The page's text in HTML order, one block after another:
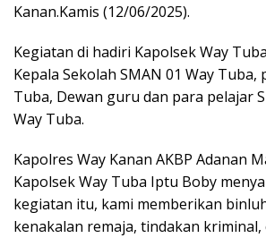
Kanan.Kamis (12/06/2025).
Kegiatan di hadiri Kapolsek Way
Kepala Sekolah SMAN 01 Way Tuba,
Tuba, Dewan guru dan para pelajar
Way Tuba.
Kapolres Way Kanan AKBP Adanan
Kapolsek Way Tuba Iptu Boby
kegiatan itu, kami memberikan
kenakalan remaja, tindakan